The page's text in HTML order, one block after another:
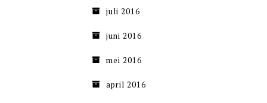
juli 2016
juni 2016
mei 2016
april 2016